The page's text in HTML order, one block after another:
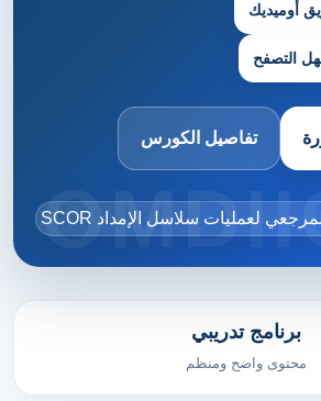
أوميديك
التصفح
تفاصيل الكورس
برنامج تدريبي
محتوى واضح ومنظم